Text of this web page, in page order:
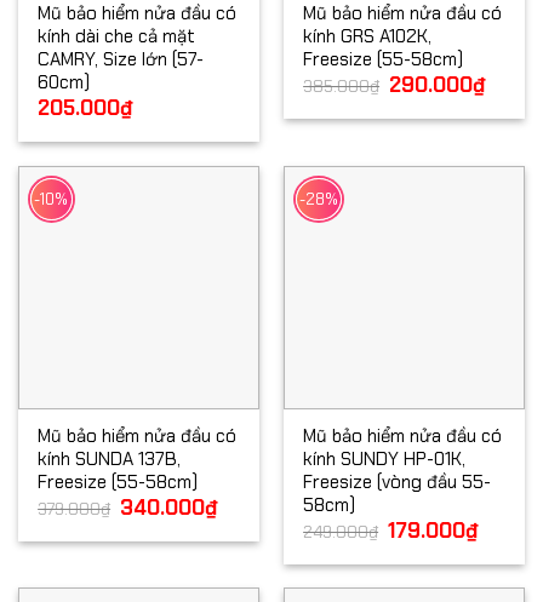
Mũ bảo hiểm nửa đầu có
kính dài che cả mặt
CAMRY, Size lớn (57-
60cm)
205.000₫
Mũ bảo hiểm nửa đầu có
kính GRS A102K,
Freesize (55-58cm)
385.000₫ Giá
gốc
385.000₫.
290.000₫Giá
hiện
là:
-10%
Mũ bảo hiểm nửa đầu có
kính SUNDA 137B,
Freesize (55-58cm)
379.000₫ Giá
gốc
379.000₫.
340.000₫Giá
hiện
là:
340.000₫.
-28%
Mũ bảo hiểm nửa đầu có
kính SUNDY HP-01K,
Freesize (vòng đầu 55-
58cm)
249.000₫ Giá
gốc
249.000₫.
179.000₫Giá
hiện
là: